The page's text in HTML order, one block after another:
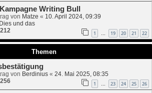
Writing Bull
von Matze « 10. April 2024, 09:39
Dies und das
212 1 … 19 20 21 22
Themen
von Berdinius « 24. Mai 2025, 08:35
256 1 23 24 25 26